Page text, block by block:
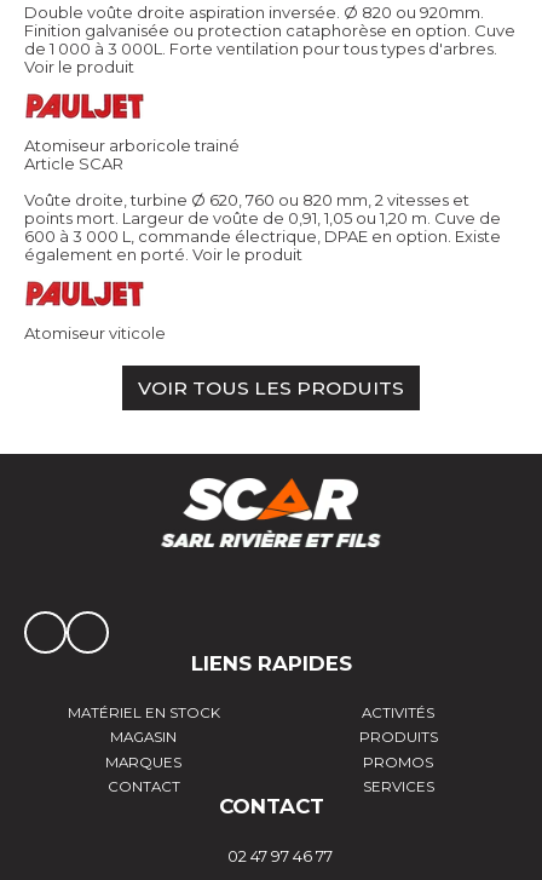
Double voûte droite aspiration inversée. Ø 820 ou 920mm.
Finition galvanisée ou protection cataphorèse en option. Cuve
de 1 000 à 3 000L. Forte ventilation pour tous types d'arbres.
Voir le produit
Atomiseur arboricole trainé
Article SCAR
Voûte droite, turbine Ø 620, 760 ou 820 mm, 2 vitesses et
points mort. Largeur de voûte de 0,91, 1,05 ou 1,20 m. Cuve de
600 à 3 000 L, commande électrique, DPAE en option. Existe
également en porté. Voir le produit
Atomiseur viticole
VOIR TOUS LES PRODUITS
LIENS RAPIDES
MATÉRIEL EN STOCK
ACTIVITÉS
MAGASIN
PRODUITS
MARQUES
PROMOS
CONTACT
SERVICES
CONTACT
02 47 97 46 77